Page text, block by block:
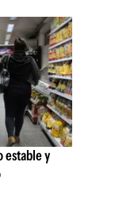
estable y